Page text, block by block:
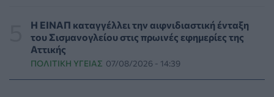
ΔΙΑΤΡΟΦΉ 07/08/2026 - 16:16
Ο ΙΣΑ συνιστά τη λήψη σχολαστικών μέτρων ατομικής
προστασίας από τον ιό του Δυτικού Νείλου
ΥΓΕΊΑ 07/08/2026 - 15:42
Η ΕΙΝΑΠ καταγγέλλει την αιφνιδιαστική ένταξη
του Σισμανογλείου στις πρωινές εφημερίες της
Αττικής
ΠΟΛΙΤΙΚΉ ΥΓΕΊΑΣ 07/08/2026 - 14:39